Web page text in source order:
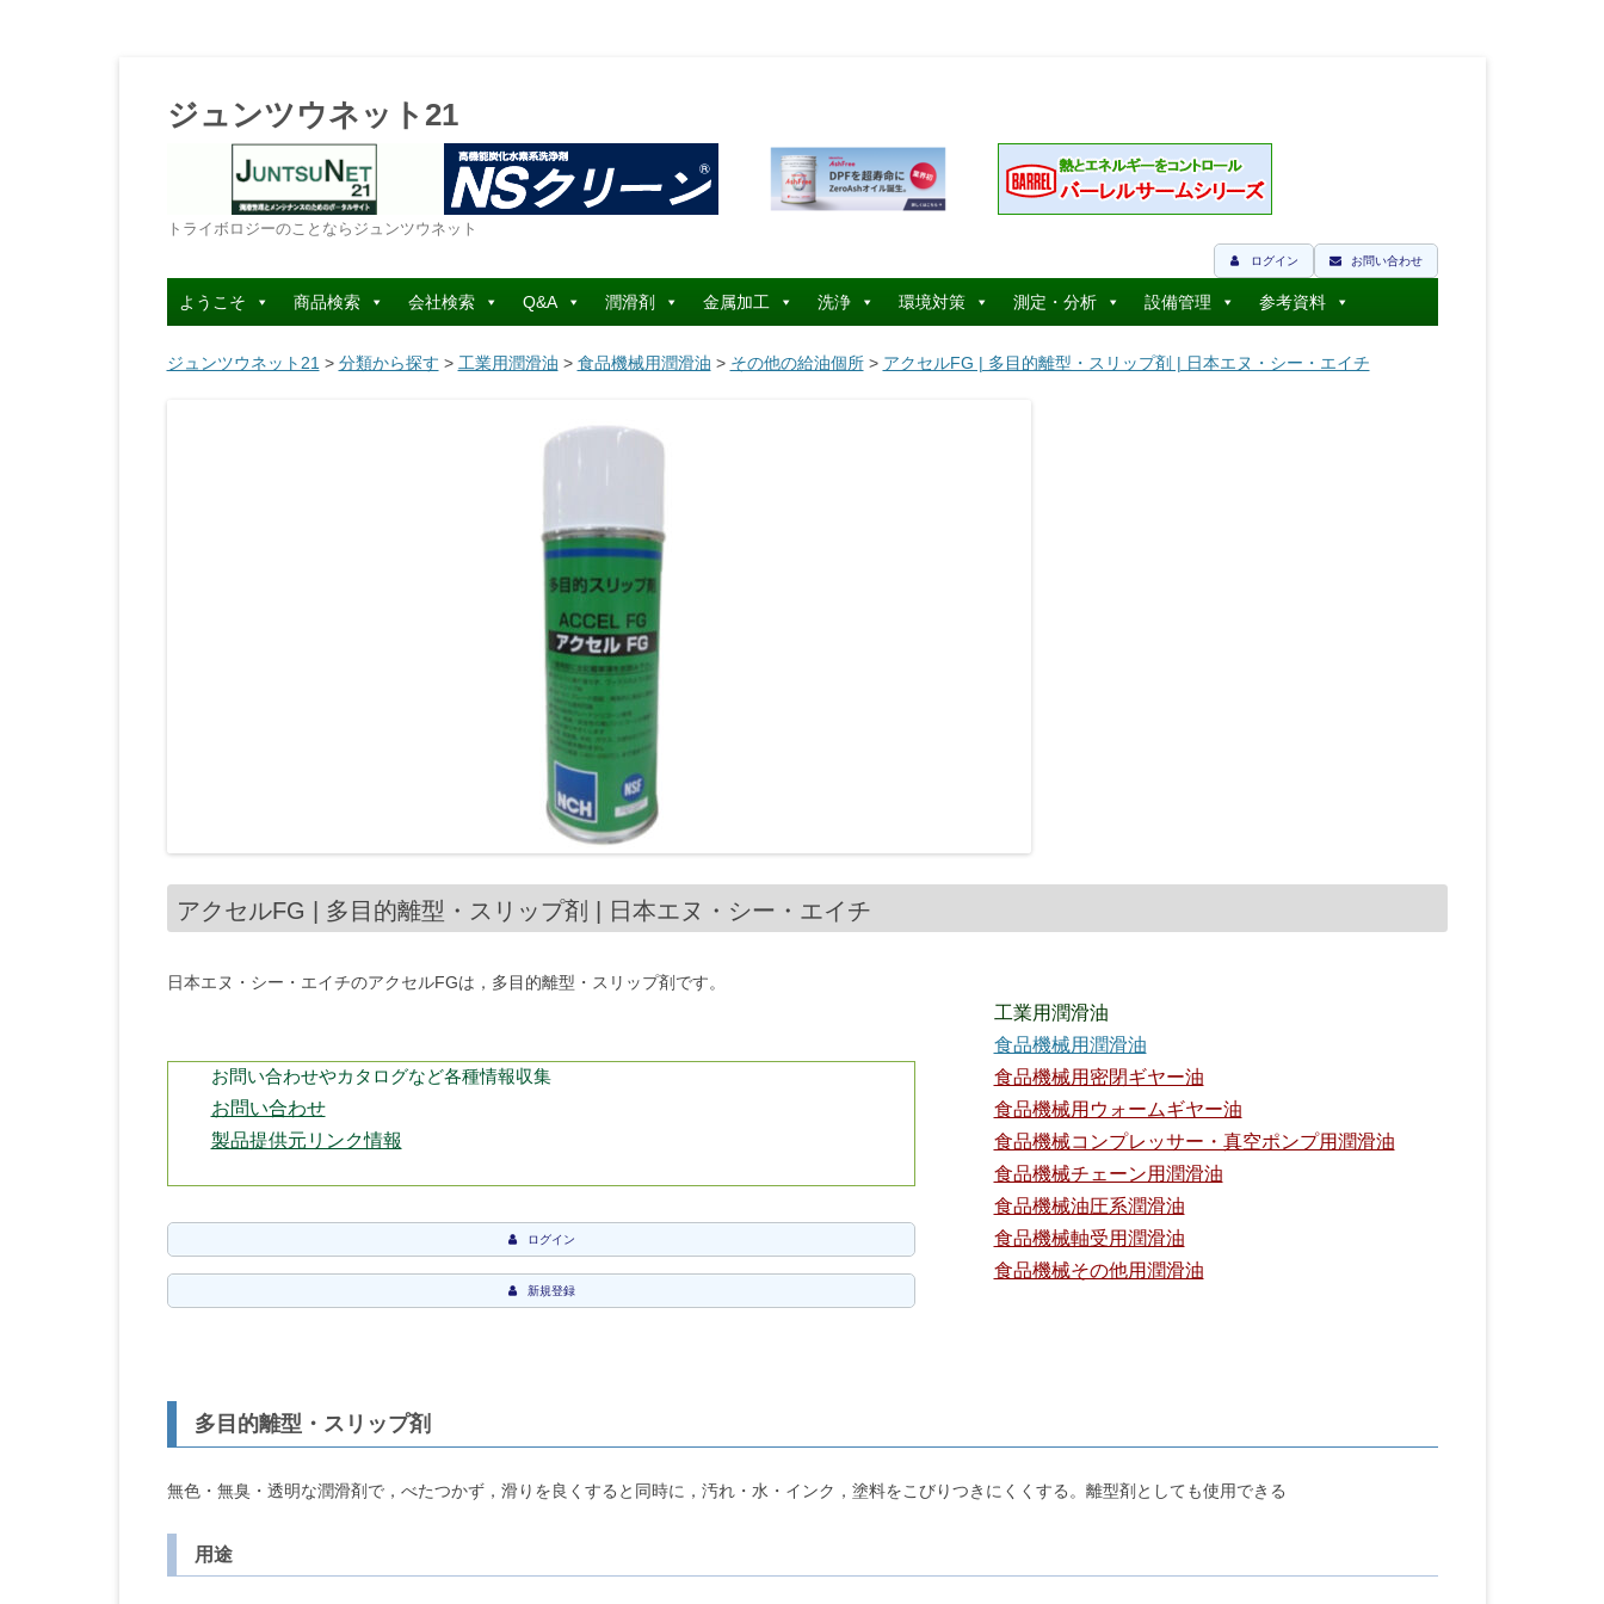
ジュンツウネット21
トライボロジーのことならジュンツウネット
お問い合わせ
ログイン
コ
ン
テ
ン
へ
ようこそ 商品検索 会社検索 Q&A 潤滑剤 金属加工 洗浄 環境対策 測定・分析 設備管理 参考資料
ジュンツウネット21 > 分類から探す > 工業用潤滑油 > 食品機械用潤滑油 > その他の給油個所> アクセルFG | 多目的離型・スリップ剤 | 日本エヌ・シー・エイチ
アクセルFG | 多目的離型・スリップ剤 | 日本エヌ・シー・エイチ
日本エヌ・シー・エイチのアクセルFGは，多目的離型・スリップ剤です。
お問い合わせやカタログなど各種情報収集
お問い合わせ
製品提供元リンク情報
ログイン
新規登録
工業用潤滑油
食品機械用潤滑油
食品機械用密閉ギヤー油
食品機械用ウォームギヤー油
食品機械コンプレッサー・真空ポンプ用潤滑油
食品機械チェーン用潤滑油
食品機械油圧系潤滑油
食品機械軸受用潤滑油
食品機械その他用潤滑油
多目的離型・スリップ剤
無色・無臭・透明な潤滑剤で，べたつかず，滑りを良くすると同時に，汚れ・水・インク，塗料をこびりつきにくくする。離型剤としても使用できる
用途